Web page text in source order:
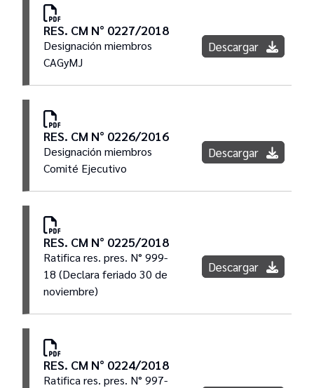
RES. CM N° 0227/2018
Designación miembros
CAGyMJ
Descargar
RES. CM N° 0226/2016
Designación miembros
Comité Ejecutivo
Descargar
RES. CM N° 0225/2018
Ratifica res. pres. N° 999-
18 (Declara feriado 30 de
noviembre)
Descargar
RES. CM N° 0224/2018
Ratifica res. pres. N° 997-